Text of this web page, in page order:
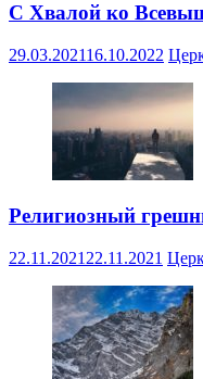
С Хвалой ко
29.03.202116.10.2022
Религиозный
22.11.2021 22.11.2021